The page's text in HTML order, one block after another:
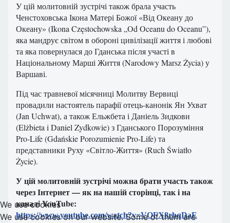
У цій молитовній зустрічі також брала участь
Ченстоховська Ікона Матері Божої «Від Океану до
Океану» (Ikona Częstochowska „Od Oceanu do Oceanu”),
яка мандрує світом в обороні цивілізації життя і любові
та яка повернулася до Гданська після участі в
Національному Марші Життя (Narodowy Marsz Życia) у
Варшаві.
Під час травневої місячниці Молитву Вервиці
провадили настоятель парафії отець-канонік Ян Ухват
(Jan Uchwat), а також Ельжбета і Даніель Зидкови
(Elżbieta i Daniel Zydkowie) з Гданського Порозуміння
Pro-Life (Gdańskie Porozumienie Pro-Life) та
представники Руху «Світло-Життя» (Ruch Światło
Życie).
У цій молитовній зустрічі можна брати участь також
через Інтернет — як на нашій сторінці, так і на
каналі YouTube:
https://www.youtube.com/watch?v=VOFX8rhqDaE
We use cookies
We use cookies on our website. Some of them are